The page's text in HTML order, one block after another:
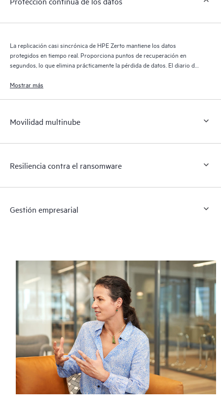
La replicación casi sincrónica de HPE Zerto mantiene los datos
protegidos en tiempo real. Proporciona puntos de recuperación en
segundos, lo que elimina prácticamente la pérdida de datos. El diario de
durante 30 días, lo que proporciona una recuperación granular y
Mostrar más
Movilidad multinube
Resiliencia contra el ransomware
Gestión empresarial